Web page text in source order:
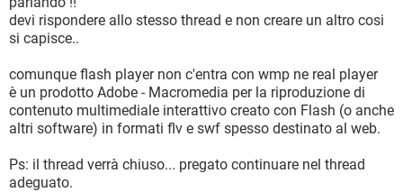
devi rispondere allo stesso thread e non creare un altro cosi
si capisce..
comunque flash player non c'entra con wmp ne real player
è un prodotto Adobe - Macromedia per la riproduzione di
contenuto multimediale interattivo creato con Flash (o anche
altri software) in formati flv e swf spesso destinato al web.
Ps: il thread verrà chiuso... pregato continuare nel thread
adeguato.